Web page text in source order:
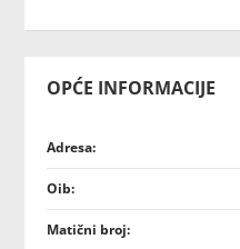
OPĆE INFORMACIJE
Adresa:
Oib:
Matični broj: